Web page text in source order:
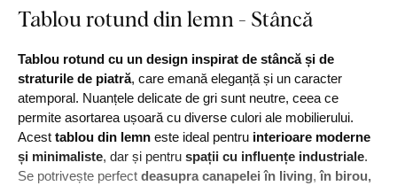
Tablou rotund din lemn - Stâncă
Tablou rotund cu un design inspirat de stâncă și de
straturile de piatră, care emană eleganță și un caracter
atemporal. Nuanțele delicate de gri sunt neutre, ceea ce
permite asortarea ușoară cu diverse culori ale mobilierului.
Acest tablou din lemn este ideal pentru interioare moderne
și minimaliste, dar și pentru spații cu influențe industriale.
Se potrivește perfect deasupra canapelei în living,în birou,